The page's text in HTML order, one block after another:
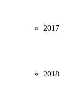
2017
2018